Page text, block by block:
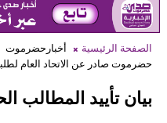
الرئيسية أخبارحضرموت
صادر عن الاتحاد العام
تأييد المطالب